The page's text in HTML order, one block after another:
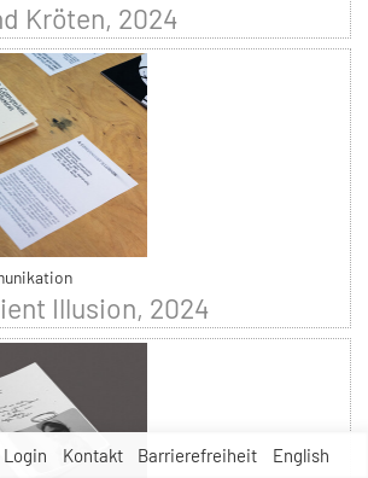
Login Kontakt Barrierefreiheit English
Kröten, 2024
Illusion, 2024